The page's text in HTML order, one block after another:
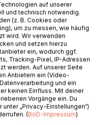
Anwesen der Familie
zum Festessen:
Imperium und ein altes
auf unserer
und technisch notwendig.
(z. B. Cookies oder
um zu messen, wie häufig
wird. Wir verwenden
und setzen hierzu
ein, wodurch ggf.
Tracking-Pixel, IP-Adressen
werden. Auf unserer Seite
Anbietern ein (Video-
und ein
keinen Einfluss. Mit deiner
Vorgänge ein. Du
„Privacy-Einstellungen“)
(BoD-Impressum)